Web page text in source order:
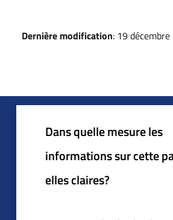
Dernière modification: 19
Dans quelle mesure les
informations sur cette
elles claires?